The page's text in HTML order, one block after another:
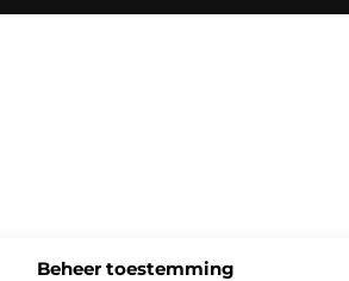
Beheer toestemming